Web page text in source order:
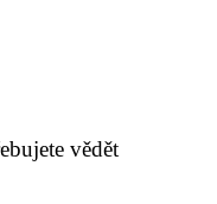
vědět